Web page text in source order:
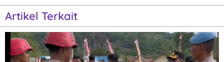
Artikel Terkait